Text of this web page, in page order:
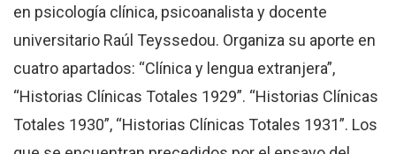
en psicología clínica, psicoanalista y docente
universitario Raúl Teyssedou. Organiza su aporte en
cuatro apartados: “Clínica y lengua extranjera”,
“Historias Clínicas Totales 1929”. “Historias Clínicas
Totales 1930”, “Historias Clínicas Totales 1931”. Los